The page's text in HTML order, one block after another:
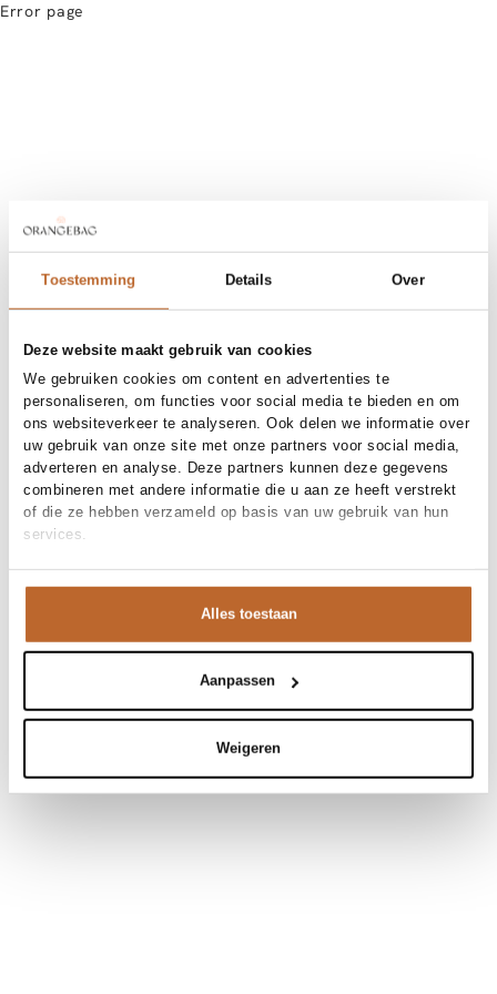
Toestemming Details Over
Deze website maakt gebruik van cookies
We gebruiken cookies om content en advertenties te
personaliseren, om functies voor social media te bieden en om
ons websiteverkeer te analyseren. Ook delen we informatie over
uw gebruik van onze site met onze partners voor social media,
adverteren en analyse. Deze partners kunnen deze gegevens
combineren met andere informatie die u aan ze heeft verstrekt
of die ze hebben verzameld op basis van uw gebruik van hun
services.
Alles toestaan
Aanpassen
Weigeren
Error page